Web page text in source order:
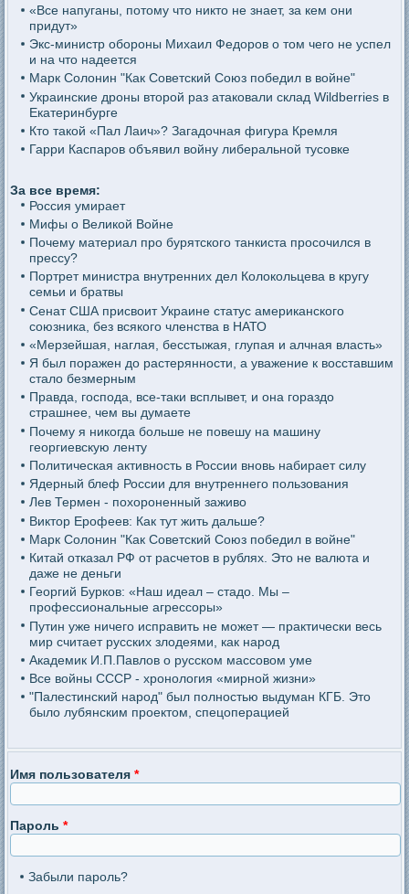
«Все напуганы, потому что никто не знает, за кем они
придут»
Экс-министр обороны Михаил Федоров о том чего не успел
и на что надеется
Марк Солонин "Как Советский Союз победил в войне"
Украинские дроны второй раз атаковали склад Wildberries в
Екатеринбурге
Кто такой «Пал Лаич»? Загадочная фигура Кремля
Гарри Каспаров объявил войну либеральной тусовке
За все время:
Россия умирает
Мифы о Великой Войне
Почему материал про бурятского танкиста просочился в
прессу?
Портрет министра внутренних дел Колокольцева в кругу
семьи и братвы
Сенат США присвоит Украине статус американского
союзника, без всякого членства в НАТО
«Мерзейшая, наглая, бесстыжая, глупая и алчная власть»
Я был поражен до растерянности, а уважение к восставшим
стало безмерным
Правда, господа, все-таки всплывет, и она гораздо
страшнее, чем вы думаете
Почему я никогда больше не повешу на машину
георгиевскую ленту
Политическая активность в России вновь набирает силу
Ядерный блеф России для внутреннего пользования
Лев Термен - похороненный заживо
Виктор Ерофеев: Как тут жить дальше?
Марк Солонин "Как Советский Союз победил в войне"
Китай отказал РФ от расчетов в рублях. Это не валюта и
даже не деньги
Георгий Бурков: «Наш идеал – стадо. Мы –
профессиональные агрессоры»
Путин уже ничего исправить не может — практически весь
мир считает русских злодеями, как народ
Академик И.П.Павлов о русском массовом уме
Все войны СССР - хронология «мирной жизни»
"Палестинский народ" был полностью выдуман КГБ. Это
было лубянским проектом, спецоперацией
Имя пользователя*
Пароль*
Забыли пароль?